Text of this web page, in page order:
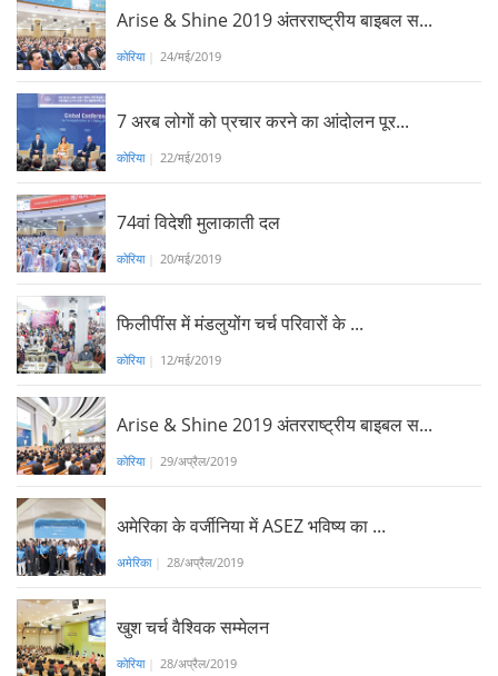
Arise & Shine 2019 अंतरराष्ट्रीय बाइबल स...
कोरिया 24/मई/2019
7 अरब लोगों को प्रचार करने का आंदोलन पूर...
कोरिया 22/मई/2019
74वां विदेशी मुलाकाती दल
कोरिया 20/मई/2019
फिलीपींस में मंडलुयोंग चर्च परिवारों के ...
कोरिया 12/मई/2019
Arise & Shine 2019 अंतरराष्ट्रीय बाइबल स...
कोरिया 29/अप्रैल/2019
अमेरिका के वर्जीनिया में ASEZ भविष्य का ...
अमेरिका 28/अप्रैल/2019
खुश चर्च वैश्विक सम्मेलन
कोरिया 28/अप्रैल/2019